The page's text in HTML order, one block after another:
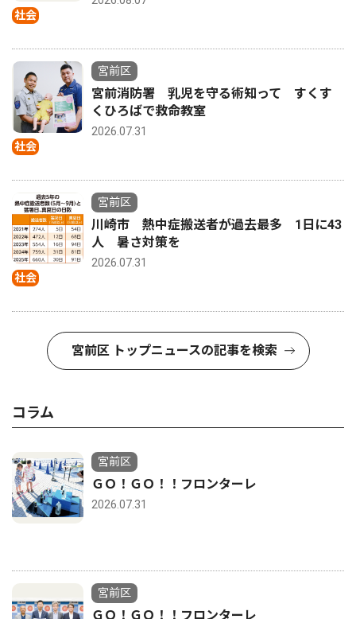
社会
社会
宮前区
宮前消防署 乳児を守る術知って すくす
くひろばで救命教室
2026.07.31
社会
宮前区
川崎市 熱中症搬送者が過去最多 1日に43
人 暑さ対策を
2026.07.31
宮前区 トップニュースの記事を検索
コラム
宮前区
ＧＯ！ＧＯ！！フロンターレ
2026.07.31
宮前区
ＧＯ！ＧＯ！！フロンターレ